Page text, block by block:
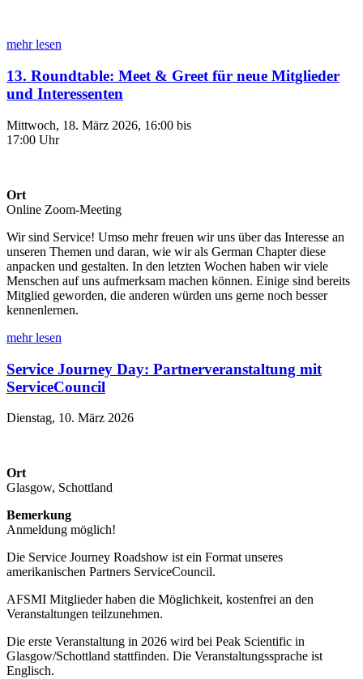
mehr lesen
13. Roundtable: Meet & Greet für neue Mitglieder
und Interessenten
Mittwoch, 18. März 2026, 16:00 bis
17:00 Uhr
Ort
Online Zoom-Meeting
Wir sind Service! Umso mehr freuen wir uns über das Interesse an
unseren Themen und daran, wie wir als German Chapter diese
anpacken und gestalten. In den letzten Wochen haben wir viele
Menschen auf uns aufmerksam machen können. Einige sind bereits
Mitglied geworden, die anderen würden uns gerne noch besser
kennenlernen.
mehr lesen
Service Journey Day: Partnerveranstaltung mit
ServiceCouncil
Dienstag, 10. März 2026
Ort
Glasgow, Schottland
Bemerkung
Anmeldung möglich!
Die Service Journey Roadshow ist ein Format unseres
amerikanischen Partners ServiceCouncil.
AFSMI Mitglieder haben die Möglichkeit, kostenfrei an den
Veranstaltungen teilzunehmen.
Die erste Veranstaltung in 2026 wird bei Peak Scientific in
Glasgow/Schottland stattfinden. Die Veranstaltungssprache ist
Englisch.